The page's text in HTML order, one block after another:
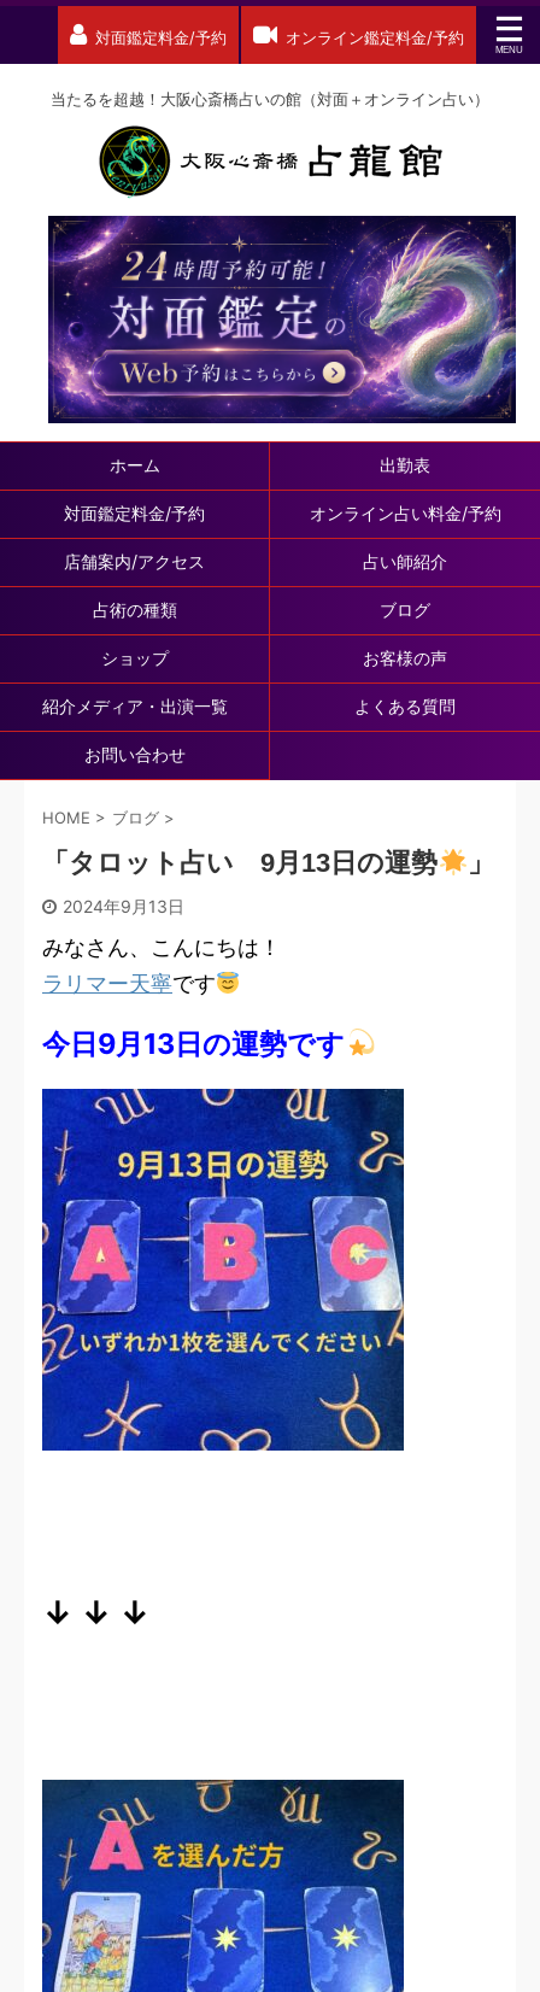
対面鑑定料金/予約 オンライン鑑定料金/予約
当たるを超越！大阪心斎橋占いの館（対面＋オンライン占い）
ホーム 出勤表
対面鑑定料金/予約 オンライン占い料金/予約
店舗案内/アクセス 占い師紹介
占術の種類 ブログ
ショップ お客様の声
紹介メディア・出演一覧 よくある質問
お問い合わせ
HOME > ブログ >
「タロット占い 9月13日の運勢 」
2024年9月13日
みなさん、こんにちは！
ラリマー天寧です
今日9月13日の運勢です
↓ ↓ ↓